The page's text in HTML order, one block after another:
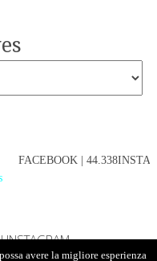
FACEBOOK |
INSTAGRAM
avere la migliore esperienza